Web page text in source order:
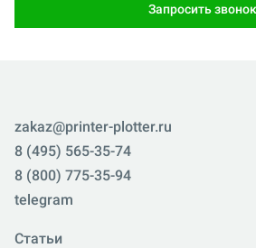
Запросить звонок
zakaz@printer-plotter.ru
8 (495) 565-35-74
8 (800) 775-35-94
telegram
Статьи